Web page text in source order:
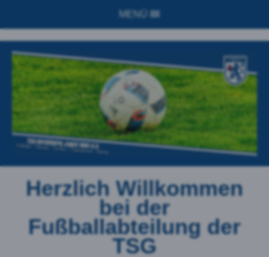
MENÜ
Herzlich Willkommen
bei der
Fußballabteilung der
TSG